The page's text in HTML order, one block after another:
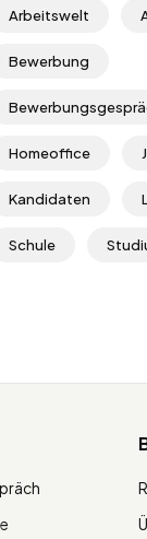
Arbeitswelt
Bewerbung
Homeoffice
Kandidaten
Schule